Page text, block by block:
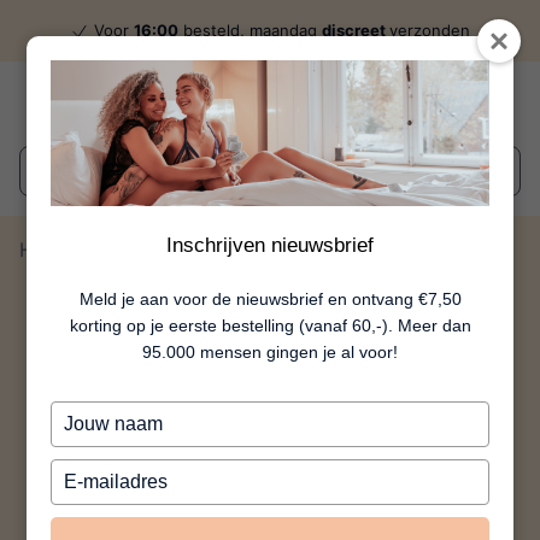
Inschrijven nieuwsbrief
Meld je aan voor de nieuwsbrief en ontvang €7,50
korting op je eerste bestelling (vanaf 60,-). Meer dan
95.000 mensen gingen je al voor!
Typ
je
naam
Typ
je
e-
Voor 16:00 besteld, maandag discreetverzonden
Wat zoek je?
Home Dreamliner Plug - Groen